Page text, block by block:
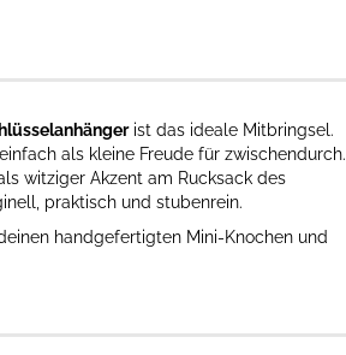
ist das ideale Mitbringsel.
als kleine Freude für zwischendurch.
witziger Akzent am Rucksack des
praktisch und stubenrein.
handgefertigten Mini-Knochen und